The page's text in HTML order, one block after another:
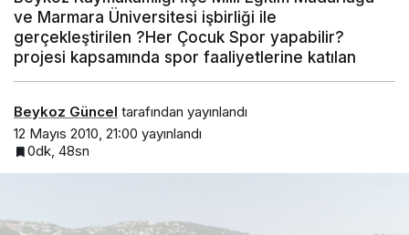
ve Marmara Üniversitesi işbirliği ile
gerçekleştirilen ?Her Çocuk Spor yapabilir?
projesi kapsamında spor faaliyetlerine katılan
Beykoz Güncel tarafından yayınlandı
12 Mayıs 2010, 21:00 yayınlandı
0dk, 48sn